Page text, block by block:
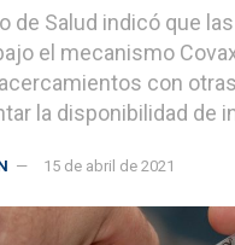
de Salud indicó que
el mecanismo
con
la disponibilidad de
15 de abril de 2021